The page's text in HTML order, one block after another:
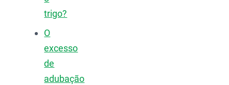
trigo?
O
excesso
de
adubação